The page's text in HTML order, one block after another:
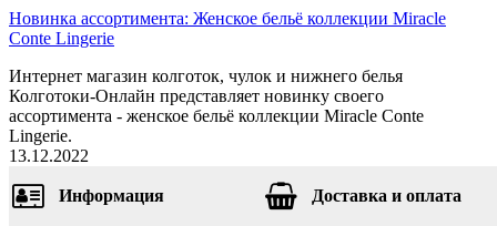
Новинка ассортимента: Женское бельё коллекции Miracle
Conte Lingerie
Интернет магазин колготок, чулок и нижнего белья
Колготоки-Онлайн представляет новинку своего
ассортимента - женское бельё коллекции Miracle Conte
Lingerie.
13.12.2022
Информация Доставка и оплата